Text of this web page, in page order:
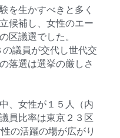
を生かすべきと多く
候補し、女性のエー
区議選でした。
議員が交代し世代交
落選は選挙の厳しさ
、女性が１５人（内
員比率は東京２３区
の活躍の場が広がり